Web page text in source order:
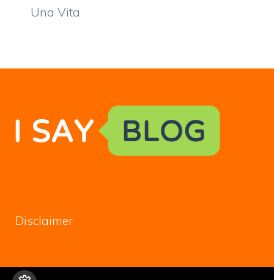
Una Vita
Disclaimer